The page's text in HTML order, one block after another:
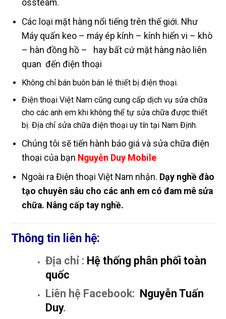
ossteam.
Các loại mặt hàng nổi tiếng trên thế giới. Như
Máy quấn keo – máy ép kính – kính hiển vi – khò
– hàn đồng hồ – hay bất cứ mặt hàng nào liên
quan đến điện thoại
Không chỉ bán buôn bán lẻ thiết bị điện thoại.
Điện thoại Việt Nam cũng cung cấp dịch vụ sửa chữa
cho các anh em khi không thể tự sửa chữa được thiết
bị. Địa chỉ sửa chữa điện thoại uy tín tại Nam Định.
Chúng tôi sẽ tiến hành báo giá và sửa chữa điện
thoại của bạn Nguyễn Duy Mobile
Ngoài ra Điện thoại Việt Nam nhận. Dạy nghề đào
tạo chuyên sâu cho các anh em có đam mê sửa
chữa. Nâng cấp tay nghề.
Thông tin liên hệ:
Địa chỉ : Hệ thống phân phối toàn
quốc
Liên hệ Facebook: Nguyễn Tuấn
Duy.